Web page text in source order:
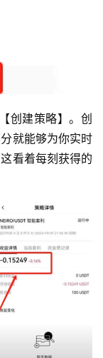
创建策略】。创
就能够为你实时
看着每刻获得的